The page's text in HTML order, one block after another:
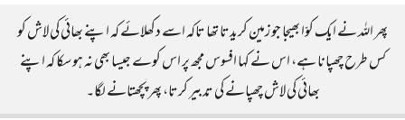
پھر اللہ نے ایک کوّا بھیجا جو زمین کریدتا تھا تاکہ اسے دکھلائے کہ اپنے بھائی کی لاش کو
کس طرح چھپانا ہے، اس نے کہا افسوس مجھ پر اس کوے جیسا بھی نہ ہو سکا کہ اپنے
بھائی کی لاش چھپانے کی تدبیر کرتا، پھر پچھتانے لگا۔